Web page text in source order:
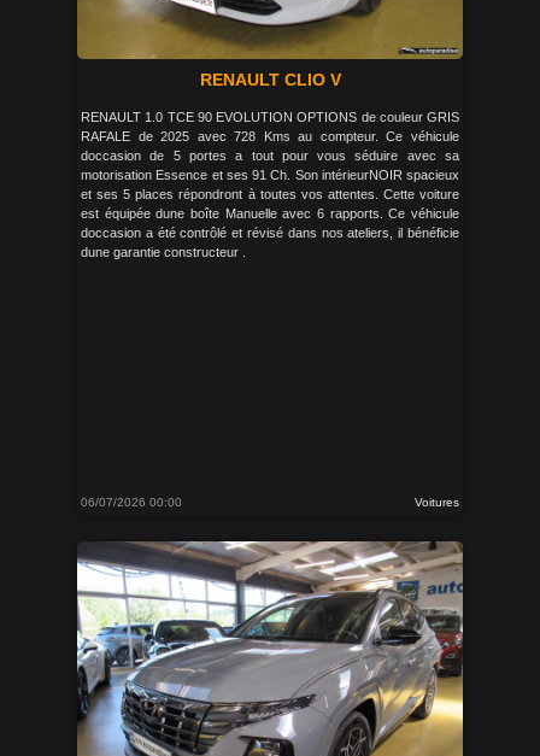
RENAULT CLIO V
RENAULT 1.0 TCE 90 EVOLUTION OPTIONS de couleur GRIS
RAFALE de 2025 avec 728 Kms au compteur. Ce véhicule
doccasion de 5 portes a tout pour vous séduire avec sa
motorisation Essence et ses 91 Ch. Son intérieurNOIR spacieux
et ses 5 places répondront à toutes vos attentes. Cette voiture
est équipée dune boîte Manuelle avec 6 rapports. Ce véhicule
doccasion a été contrôlé et révisé dans nos ateliers, il bénéficie
dune garantie constructeur .
06/07/2026 00:00 Voitures